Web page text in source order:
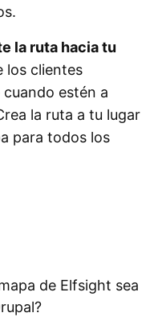
la ruta hacia tu
los clientes
estén a
la ruta a tu lugar
para todos los
de Elfsight sea